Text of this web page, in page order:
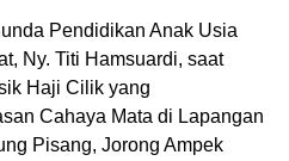
Pendidikan Anak Usia
Ny. Titi Hamsuardi, saat
Haji Cilik yang
Cahaya Mata di Lapangan
Pisang, Jorong Ampek